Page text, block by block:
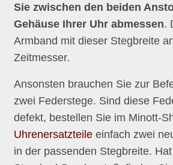
Sie zwischen den beiden
Gehäuse Ihrer Uhr abmessen.
Armband mit dieser Stegbreite
Zeitmesser.
Ansonsten brauchen Sie zur
zwei Federstege. Sind diese
defekt, bestellen Sie im Minott-
Uhrenersatzteile einfach zwei
in der passenden Stegbreite.